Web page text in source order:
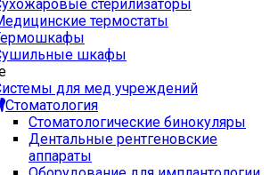
стерилизаторы
термостаты
шкафы
для мед учреждений
Стоматология
Стоматологические бинокуляры
Дентальные рентгеновские
аппараты